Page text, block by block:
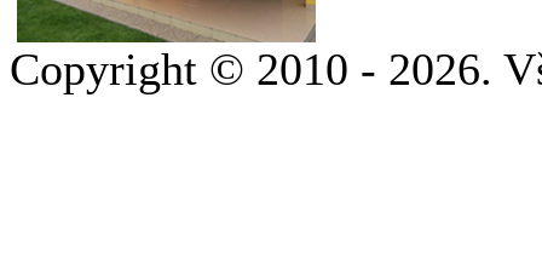
Copyright © 2010 - 2026.